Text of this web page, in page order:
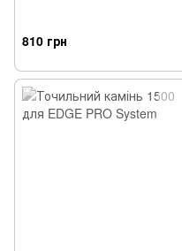
810 грн